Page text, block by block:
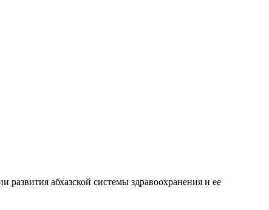
развития абхазской системы здравоохранения и ее